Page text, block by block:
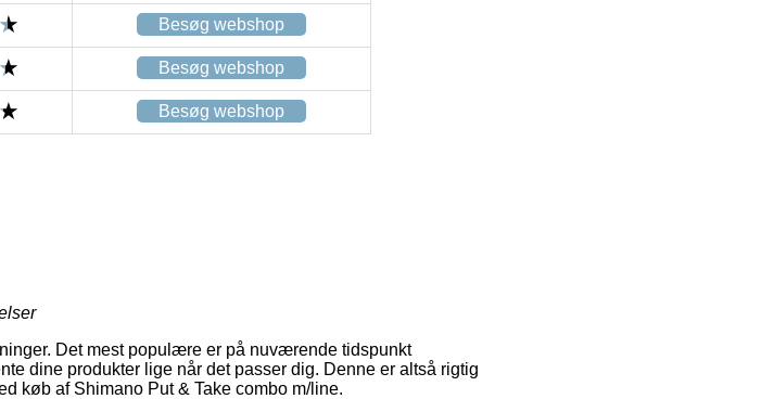
Besøg webshop
Besøg webshop
Besøg webshop
Det mest populære er på nuværende tidspunkt
dine produkter lige når det passer dig. Denne er altså rigtig
køb af Shimano Put & Take combo m/line.